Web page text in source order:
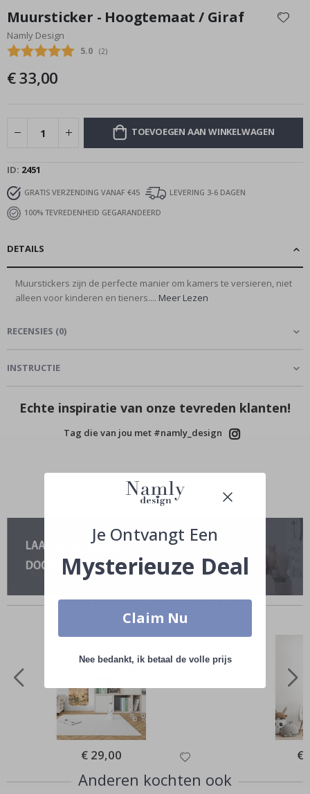
het
begin
van
afbeeldingen-
Muursticker - Hoogtemaat / Giraf
Namly Design
Gemiddelde beoordeling:
5.0 (aantal stemmen:
2)
€ 33,00
TOEVOEGEN AAN WINKELWAGEN
ID 2451
GRATIS VERZENDING VANAF €45
LEVERING 3-6 DAGEN
100% TEVREDENHEID GEGARANDEERD
DETAILS
Muurstickers zijn de perfecte manier om kamers te versieren, niet
alleen voor kinderen en tieners.... Meer Lezen
RECENSIES (0)
INSTRUCTIE
Echte inspiratie van onze tevreden klanten!
Tag die van jou met #namly_design
Vergelijkbare producten
Special
Price
€ 29,00 €
Anderen kochten ook
Je Ontvangt Een
Mysterieuze Deal
Claim Nu
Nee bedankt, ik betaal de volle prijs